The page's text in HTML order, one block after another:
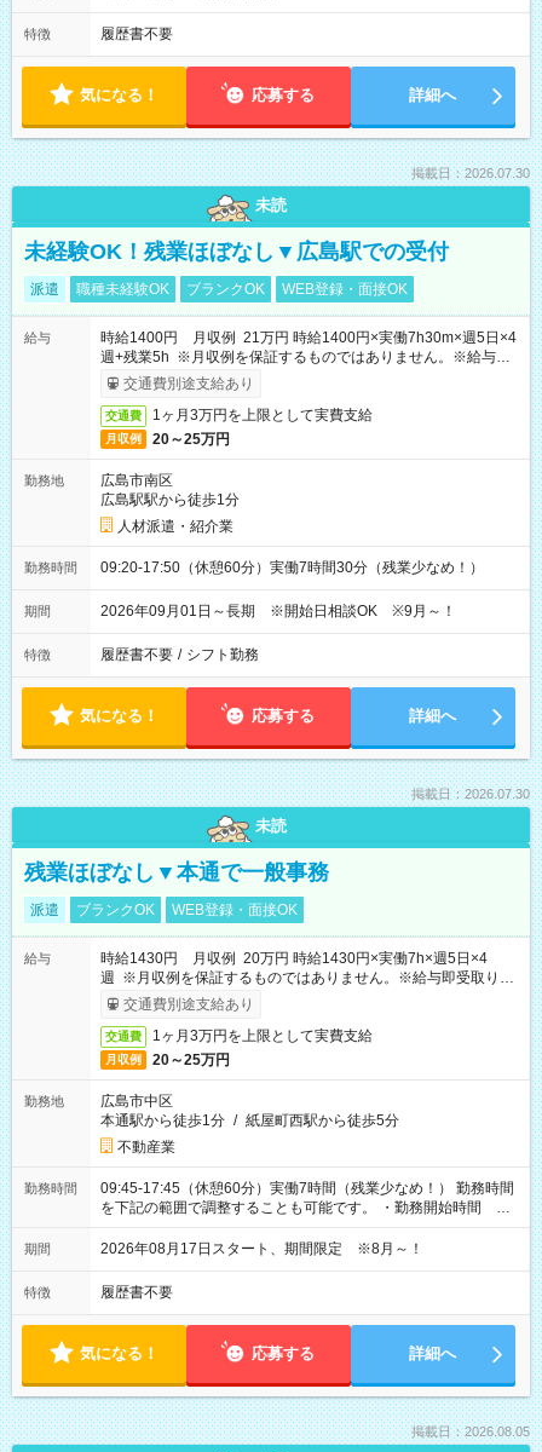
特徴 履歴書不要
気になる！ 応募する 詳細へ
掲載日：2026.07.30
未読
未経験OK！残業ほぼなし▼広島駅での受付
派遣 職種未経験OK ブランクOK WEB登録・面接OK
給与
時給1400円 月収例 21万円 時給1400円×実働7h30m×週5日×4
週+残業5h ※月収例を保証するものではありません。※給与即
受取りサービス利用可（利用条件有）
交通費別途支給あり
交通費 1ヶ月3万円を上限として実費支給
月収例 20～25万円
勤務地
広島市南区
広島駅駅から徒歩1分
人材派遣・紹介業
勤務時間 09:20-17:50（休憩60分）実働7時間30分（残業少なめ！）
期間 2026年09月01日～長期 ※開始日相談OK ※9月～！
特徴 履歴書不要 / シフト勤務
気になる！ 応募する 詳細へ
掲載日：2026.07.30
未読
残業ほぼなし▼本通で一般事務
派遣 ブランクOK WEB登録・面接OK
給与
時給1430円 月収例 20万円 時給1430円×実働7h×週5日×4
週 ※月収例を保証するものではありません。※給与即受取りサ
ービス利用可（利用条件有）
交通費別途支給あり
交通費 1ヶ月3万円を上限として実費支給
月収例 20～25万円
勤務地
広島市中区
本通駅から徒歩1分 / 紙屋町西駅から徒歩5分
不動産業
勤務時間
09:45-17:45（休憩60分）実働7時間（残業少なめ！） 勤務時間
を下記の範囲で調整することも可能です。 ・勤務開始時間
09:45～12:30 ・勤務終了時間 15:45～18:30 ・実働 05:00～
07:45
期間 2026年08月17日スタート、期間限定 ※8月～！
特徴 履歴書不要
気になる！ 応募する 詳細へ
掲載日：2026.08.05